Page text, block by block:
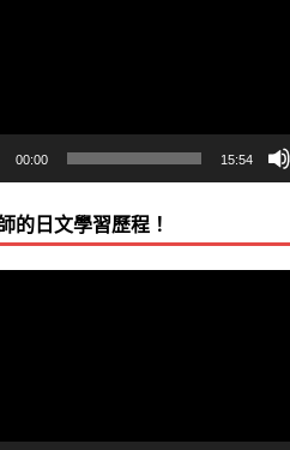
00:00 15:54
的日文學習歷程！